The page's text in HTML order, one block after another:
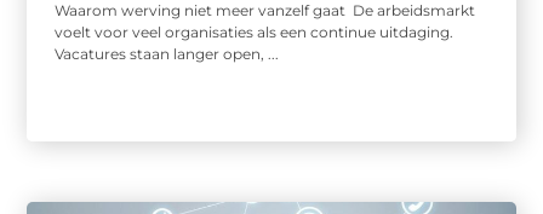
Waarom werving niet meer vanzelf gaat De arbeidsmarkt
voelt voor veel organisaties als een continue uitdaging.
Vacatures staan langer open, ...